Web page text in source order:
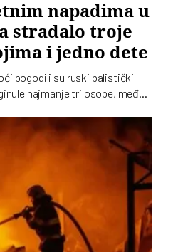
napadima u
stradalo troje
i jedno dete
pogodili su ruski balistički
najmanje tri osobe, među